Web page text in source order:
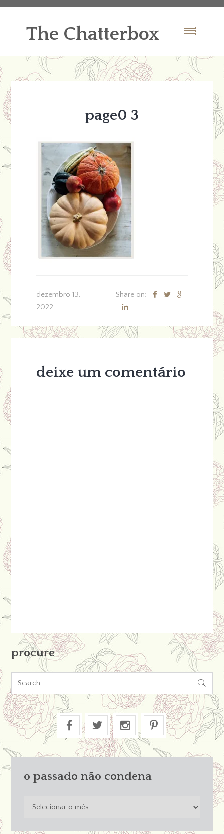
The Chatterbox
page0 3
dezembro 13,
2022
Share on:
deixe um comentário
procure

o passado não condena